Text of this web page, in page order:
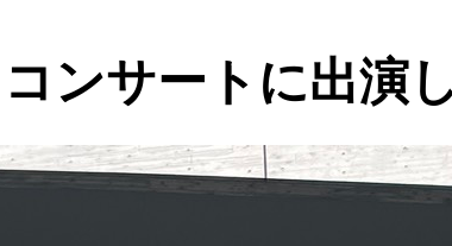
ンサートに出演